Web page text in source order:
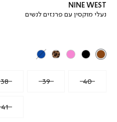
NINE WEST
נעלי מוקסין עם פרנזים לנשים
38 39 40
41